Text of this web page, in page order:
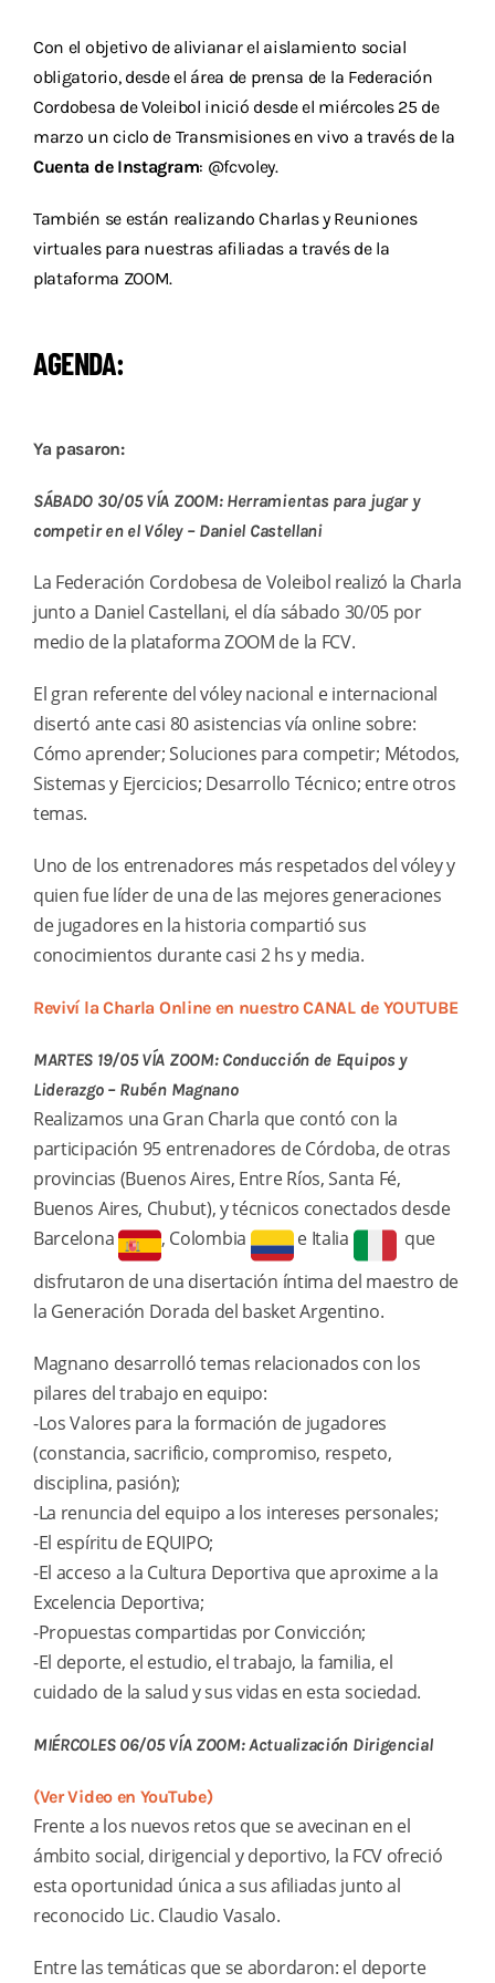
Aranceles 2026
Contacto
Con el objetivo de alivianar el aislamiento social
obligatorio, desde el área de prensa de la Federación
Cordobesa de Voleibol inició desde el miércoles 25 de
marzo un ciclo de Transmisiones en vivo a través de la
Cuenta de Instagram: @fcvoley.
También se están realizando Charlas y Reuniones
virtuales para nuestras afiliadas a través de la
plataforma ZOOM.
AGENDA:
Ya pasaron:
SÁBADO 30/05 VÍA ZOOM: Herramientas para jugar y
competir en el Vóley – Daniel Castellani
La Federación Cordobesa de Voleibol realizó la Charla
junto a Daniel Castellani, el día sábado 30/05 por
medio de la plataforma ZOOM de la FCV.
El gran referente del vóley nacional e internacional
disertó ante casi 80 asistencias vía online sobre:
Cómo aprender; Soluciones para competir; Métodos,
Sistemas y Ejercicios; Desarrollo Técnico; entre otros
temas.
Uno de los entrenadores más respetados del vóley y
quien fue líder de una de las mejores generaciones
de jugadores en la historia compartió sus
conocimientos durante casi 2 hs y media.
Reviví la Charla Online en nuestro CANAL de YOUTUBE
MARTES 19/05 VÍA ZOOM: Conducción de Equipos y
Liderazgo – Rubén Magnano
Realizamos una Gran Charla que contó con la
participación 95 entrenadores de Córdoba, de otras
provincias (Buenos Aires, Entre Ríos, Santa Fé,
Buenos Aires, Chubut), y técnicos conectados desde
Barcelona
, Colombia e Italia
que
disfrutaron de una disertación íntima del maestro de
la Generación Dorada del basket Argentino.
Magnano desarrolló temas relacionados con los
pilares del trabajo en equipo:
-Los Valores para la formación de jugadores
(constancia, sacrificio, compromiso, respeto,
disciplina, pasión);
-La renuncia del equipo a los intereses personales;
-El espíritu de EQUIPO;
-El acceso a la Cultura Deportiva que aproxime a la
Excelencia Deportiva;
-Propuestas compartidas por Convicción;
-El deporte, el estudio, el trabajo, la familia, el
cuidado de la salud y sus vidas en esta sociedad.
MIÉRCOLES 06/05 VÍA ZOOM: Actualización Dirigencial
(Ver Video en YouTube)
Frente a los nuevos retos que se avecinan en el
ámbito social, dirigencial y deportivo, la FCV ofreció
esta oportunidad única a sus afiliadas junto al
reconocido Lic. Claudio Vasalo.
Entre las temáticas que se abordaron: el deporte